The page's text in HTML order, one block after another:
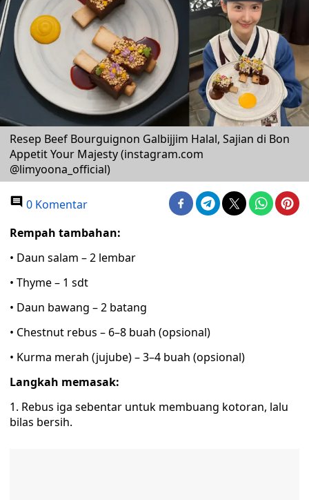
Resep Beef Bourguignon Galbijjim Halal, Sajian di Bon
Appetit Your Majesty (instagram.com
@limyoona_official)
0 Komentar
Rempah tambahan:
• Daun salam – 2 lembar
• Thyme – 1 sdt
• Daun bawang – 2 batang
• Chestnut rebus – 6–8 buah (opsional)
• Kurma merah (jujube) – 3–4 buah (opsional)
Langkah memasak:
1. Rebus iga sebentar untuk membuang kotoran, lalu
bilas bersih.